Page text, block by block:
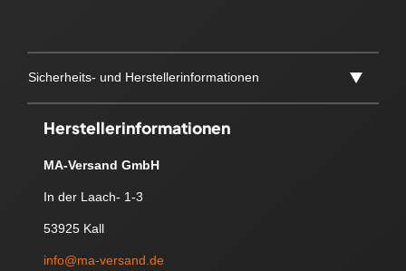
Sicherheits- und Herstellerinformationen
Herstellerinformationen
MA-Versand GmbH
In der Laach- 1-3
53925 Kall
info@ma-versand.de